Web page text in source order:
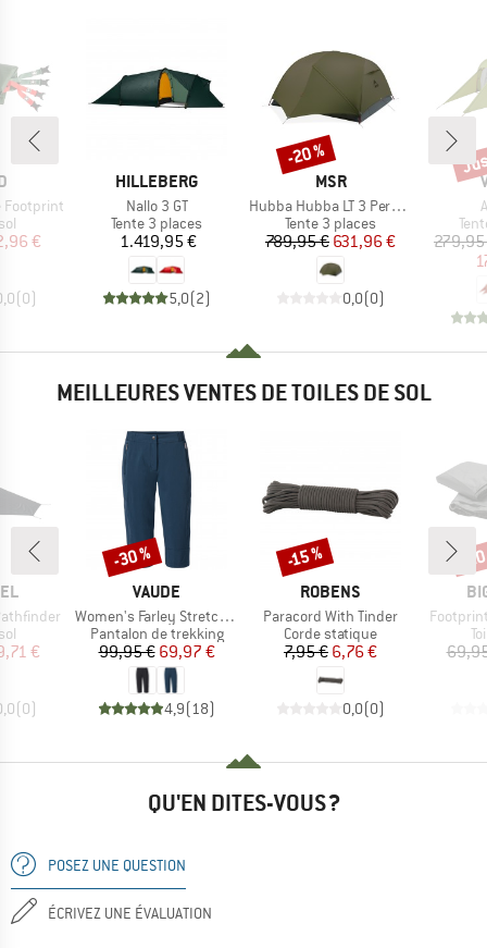
Footprint
réduit
€
(0)
MARQUE
HILLEBERG
Article
Nallo 3 GT
Product group
Tente 3 places
Prix
1.419,95 €
5,0(2)
MARQUE
MSR
Article
Hubba Hubba LT 3 Person
Product group
Tente 3 places
Prix
789,95 €Prix réduit
631,96 €
0,0(0)
Remise
-20 %
MEILLEURES VENTES DE TOILES DE SOL
réduit
€
(0)
MARQUE
VAUDE
Article
Women's Farley Stretch Capri III
Product group
Pantalon de trekking
Prix
99,95 €Prix réduit
69,97 €
4,9(18)
Remise
-30 %
MARQUE
ROBENS
Article
Paracord With Tinder
Product group
Corde statique
Prix
7,95 € Prix réduit
6,76 €
0,0(0)
Remise
-15 %
Article
-
QU'EN DITES-VOUS ?
POSEZ UNE QUESTION
ÉCRIVEZ UNE ÉVALUATION